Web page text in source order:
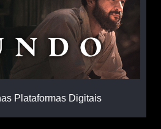
Plataformas Digitais